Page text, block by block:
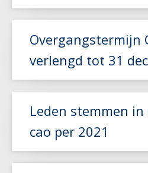
voldoen
Lees meer
Overgangstermijn
verlengd tot 31
Leden stemmen
cao per 2021